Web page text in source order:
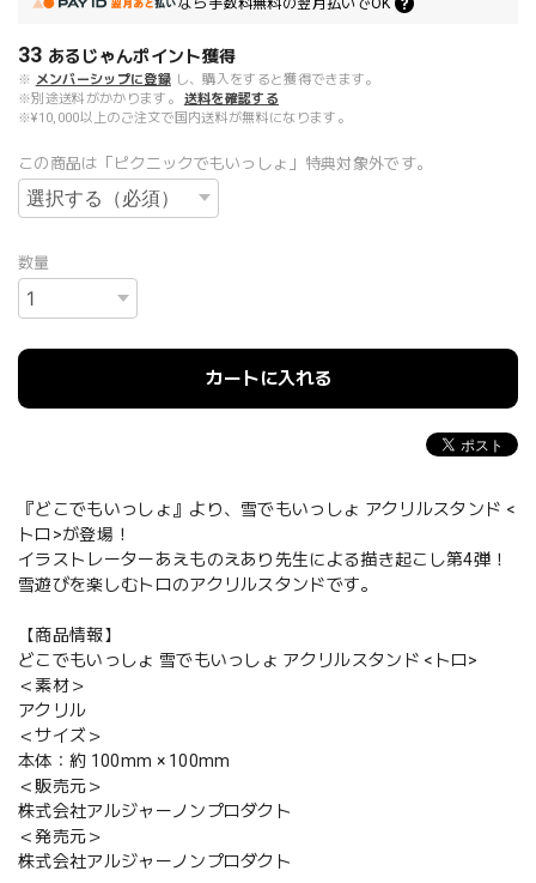
なら 手数料無料の翌月払いでOK
33 あるじゃんポイント獲得
※ メンバーシップに登録 し、購入をすると獲得できます。
※別途送料がかかります。
送料を確認する
※¥10,000以上のご注文で国内送料が無料になります。
この商品は「ピクニックでもいっしょ」特典対象外です。
数量
カートに入れる
『どこでもいっしょ』より、雪でもいっしょ アクリルスタンド <
トロ>が登場！
イラストレーターあえものえあり先生による描き起こし第4弾！
雪遊びを楽しむトロのアクリルスタンドです。
【商品情報】
どこでもいっしょ 雪でもいっしょ アクリルスタンド <トロ>
＜素材＞
アクリル
＜サイズ＞
本体：約 100mm × 100mm
＜販売元＞
株式会社アルジャーノンプロダクト
＜発売元＞
株式会社アルジャーノンプロダクト